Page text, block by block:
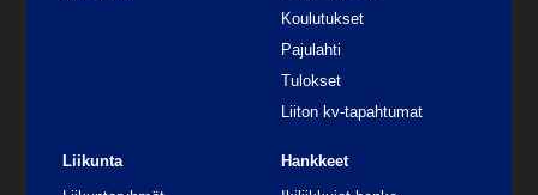
Koulutukset
Pajulahti
Tulokset
Liiton kv-tapahtumat
Liikunta
Hankkeet